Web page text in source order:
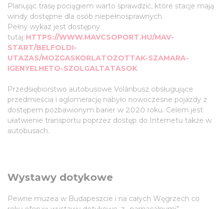
Planując trasę pociągiem warto sprawdzić, które stacje mają
windy dostępne dla osób niepełnosprawnych.
Pełny wykaz jest dostępny
tutaj: HTTPS://WWW.MAVCSOPORT.HU/MAV-
START/BELFOLDI-
UTAZAS/MOZGASKORLATOZOTTAK-SZAMARA-
IGENYELHETO-SZOLGALTATASOK
Przedsiębiorstwo autobusowe Volánbusz obsługujące
przedmieścia i aglomerację nabyło nowoczesne pojazdy z
dostępem pozbawionym barier w 2020 roku. Celem jest
ułatwienie transportu poprzez dostęp do Internetu także w
autobusach.
Wystawy dotykowe
Pewne muzea w Budapeszcie i na całych Węgrzech co